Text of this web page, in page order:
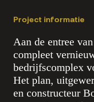
Project informatie
Aan de entree
compleet
bedrijfscomplex
Het plan,
en constructeur